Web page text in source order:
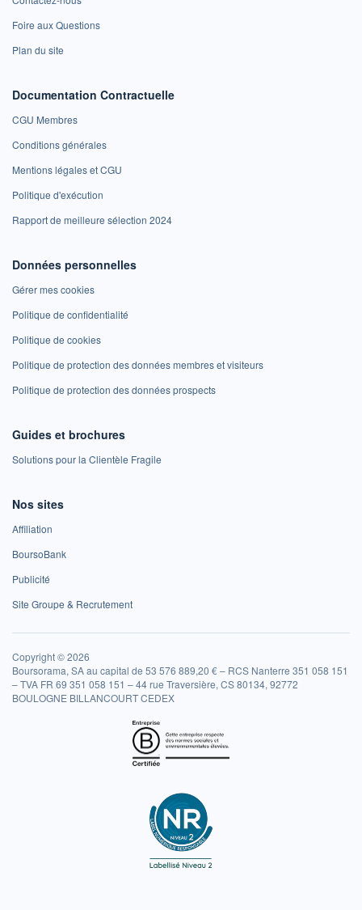
Foire aux Questions
Plan du site
Documentation Contractuelle
CGU Membres
Conditions générales
Mentions légales et CGU
Politique d'exécution
Rapport de meilleure sélection 2024
Données personnelles
Gérer mes cookies
Politique de confidentialité
Politique de cookies
Politique de protection des données membres et visiteurs
Politique de protection des données prospects
Guides et brochures
Solutions pour la Clientèle Fragile
Nos sites
Affiliation
BoursoBank
Publicité
Site Groupe & Recrutement
Copyright © 2026
Boursorama, SA au capital de 53 576 889,20 € – RCS Nanterre 351 058 151
– TVA FR 69 351 058 151 – 44 rue Traversière, CS 80134, 92772
BOULOGNE BILLANCOURT CEDEX